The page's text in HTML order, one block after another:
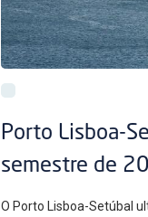
Porto Lisboa-
semestre de
O Porto Lisboa-Setúbal